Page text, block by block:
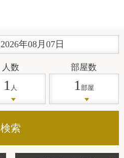
2026年08月 07日
人数
1 人
部屋数
1部屋
検索